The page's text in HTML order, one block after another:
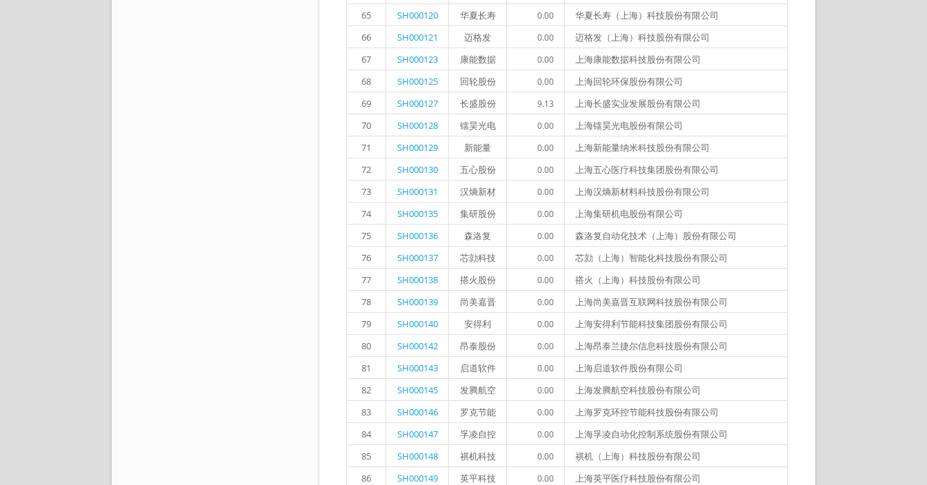
65
SH000120 华夏长寿 0.00
华夏长寿（上海）科技股份有限公司
66
SH000121 迈格发 0.00
迈格发（上海）科技股份有限公司
67
SH000123 康能数据 0.00
上海康能数据科技股份有限公司
68
SH000125 回轮股份 0.00
上海回轮环保股份有限公司
69
SH000127 长盛股份 9.13
上海长盛实业发展股份有限公司
70
SH000128 镭昊光电 0.00
上海镭昊光电股份有限公司
71
SH000129 新能量 0.00
上海新能量纳米科技股份有限公司
72
SH000130 五心股份 0.00
上海五心医疗科技集团股份有限公司
73
SH000131 汉熵新材 0.00
上海汉熵新材料科技股份有限公司
74
SH000135 集研股份 0.00
上海集研机电股份有限公司
75
SH000136 森洛复 0.00
森洛复自动化技术（上海）股份有限公司
76
SH000137 芯勍科技 0.00
芯勍（上海）智能化科技股份有限公司
77
SH000138 搭火股份 0.00
搭火（上海）科技股份有限公司
78
SH000139 尚美嘉晋 0.00
上海尚美嘉晋互联网科技股份有限公司
79
SH000140 安得利 0.00
上海安得利节能科技集团股份有限公司
80
SH000142 昂泰股份 0.00
上海昂泰兰捷尔信息科技股份有限公司
81
SH000143 启道软件 0.00
上海启道软件股份有限公司
82
SH000145 发腾航空 0.00
上海发腾航空科技股份有限公司
83
SH000146 罗克节能 0.00
上海罗克环控节能科技股份有限公司
84
SH000147 孚凌自控 0.00
上海孚凌自动化控制系统股份有限公司
85
SH000148 祺机科技 0.00
祺机（上海）科技股份有限公司
86
SH000149 英平科技 0.00
上海英平医疗科技股份有限公司